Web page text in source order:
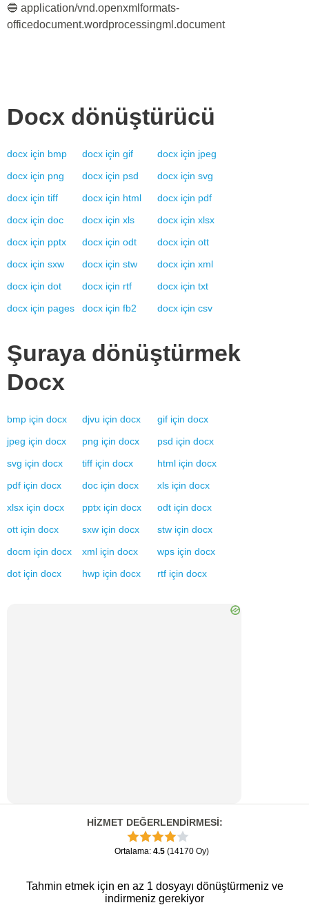
🔵 application/vnd.openxmlformats-
officedocument.wordprocessingml.document
Docx dönüştürücü
docx için bmp docx için gif docx için jpeg
docx için png docx için psd docx için svg
docx için tiff docx için html docx için pdf
docx için doc docx için xls docx için xlsx
docx için pptx docx için odt docx için ott
docx için sxw docx için stw docx için xml
docx için dot docx için rtf docx için txt
docx için pages docx için fb2 docx için csv
Şuraya dönüştürmek
Docx
bmp için docx djvu için docx gif için docx
jpeg için docx png için docx psd için docx
svg için docx tiff için docx html için docx
pdf için docx doc için docx xls için docx
xlsx için docx pptx için docx odt için docx
ott için docx sxw için docx stw için docx
docm için docx xml için docx wps için docx
dot için docx hwp için docx rtf için docx
HİZMET DEĞERLENDİRMESİ:
Ortalama: 4.5 (14170 Oy)
Tahmin etmek için en az 1 dosyayı dönüştürmeniz ve
indirmeniz gerekiyor